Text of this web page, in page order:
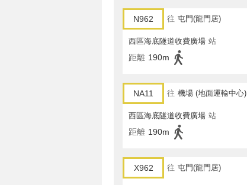
N962 往 屯門(龍門居)
西區海底隧道收費廣場 站
距離 190m
NA11 往 機場 (地面運輸中心)
西區海底隧道收費廣場 站
距離 190m
X962 往 屯門(龍門居)